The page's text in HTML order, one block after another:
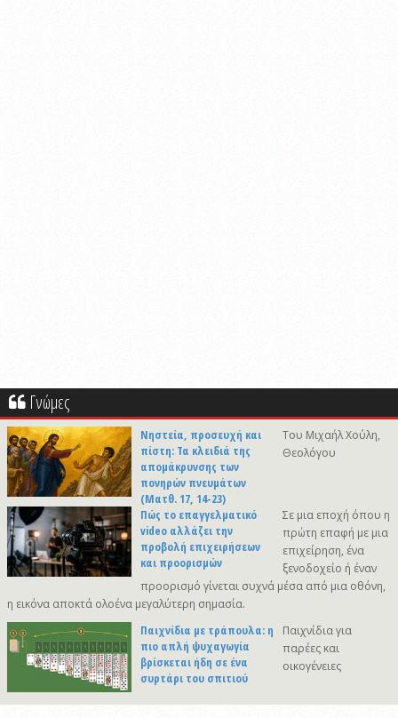
Γνώμες
Νηστεία, προσευχή και
πίστη: Τα κλειδιά της
απομάκρυνσης των
πονηρών πνευμάτων
(Ματθ. 17, 14-23)
Του Μιχαήλ Χούλη,
Θεολόγου
Πώς το επαγγελματικό
video αλλάζει την
προβολή επιχειρήσεων
και προορισμών
Σε μια εποχή όπου η
πρώτη επαφή με μια
επιχείρηση, ένα
ξενοδοχείο ή έναν
προορισμό γίνεται συχνά μέσα από μια οθόνη,
η εικόνα αποκτά ολοένα μεγαλύτερη σημασία.
Παιχνίδια με τράπουλα: η
πιο απλή ψυχαγωγία
βρίσκεται ήδη σε ένα
συρτάρι του σπιτιού
Παιχνίδια για
παρέες και
οικογένειες